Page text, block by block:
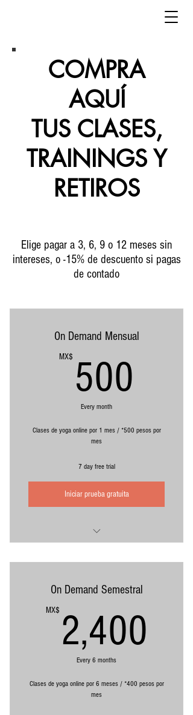
COMPRA
AQUÍ
TUS CLASES,
TRAININGS Y
RETIROS
Elige pagar a 3, 6, 9 o 12 meses sin
intereses, o -15% de descuento si pagas
de contado
On Demand Mensual
MX$ 500
Every month
Clases de yoga online por 1 mes / *500 pesos por
mes
7 day free trial
Iniciar prueba gratuita
Clases con Consuelo Ordaz
*Equivalente a 500 pesos mensuales con
pago por adelantado
Cargo recurrente, cancela cuando quieras
On Demand Semestral
MX$ 2,400
Every 6 months
Clases de yoga online por 6 meses / *400 pesos por
mes